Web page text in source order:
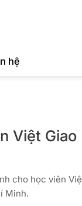
hệ
Việt Giao
cho học viên
Minh.